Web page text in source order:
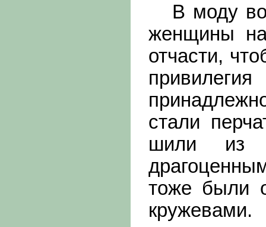
В моду
женщины
отчасти,
стали
шили из
тоже были